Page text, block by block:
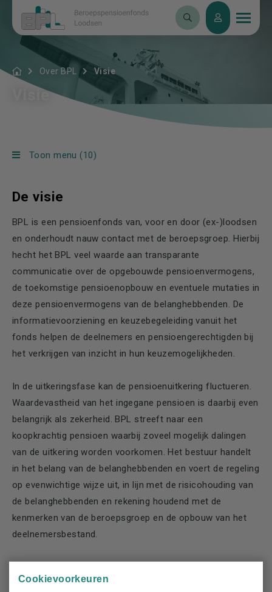
Cookievoorkeuren
Over BPL Visie
Visie
Toon menu (10)
De visie
BPL is een pensioenfonds van, voor en door (ex-)loodsen
en onderhoudt nauw contact met de beroepsgroep. Hierbij
hecht het BPL veel waarde aan transparante
communicatie over de opgebouwde pensioenvermogens,
de toekomstige pensioenopbouw en eventuele mutaties in
deze pensioenvermogens van de belanghebbenden. De
informatievoorziening en keuzebegeleiding vanuit het
fonds helpen de deelnemers en pensioengerechtigden bij
het verkrijgen van inzicht in hun keuzemogelijkheden.
In de uitkeringsfase kan de pensioenuitkering fluctueren.
Waardevastheid van het ingegane pensioen is daarbij even
belangrijk als zekerheid. BPL streeft naar een
koopkrachtig pensioen waarbij zoveel mogelijk dalingen
van de uitkering worden voorkomen. Het bestuur handelt
in het belang van de belanghebbenden en voert de regeling
op evenwichtige wijze uit, in lijn met de risicohouding van
de belanghebbenden en rekening houdend met de
kenmerken van de beroepsgroep en de opbouw van het
deelnemersbestand.